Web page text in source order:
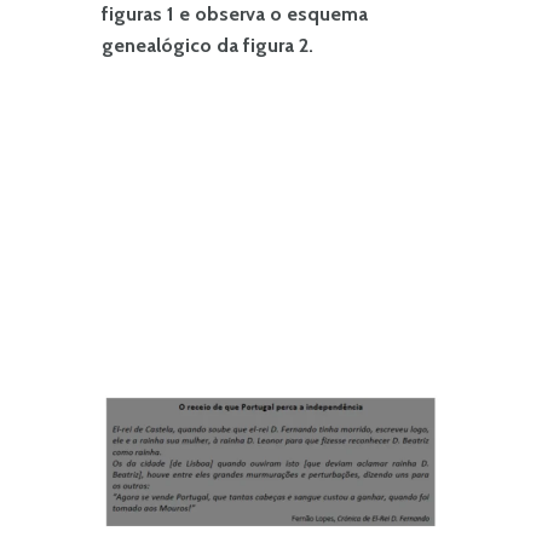
figuras 1 e observa o esquema
genealógico da figura 2.